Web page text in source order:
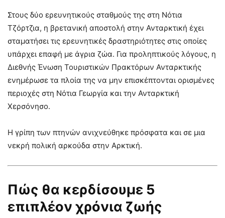
Στους δύο ερευνητικούς σταθμούς της στη Νότια
Τζόρτζια, η βρετανική αποστολή στην Ανταρκτική έχει
σταματήσει τις ερευνητικές δραστηριότητες στις οποίες
υπάρχει επαφή με άγρια ζώα. Για προληπτικούς λόγους, η
Διεθνής Ένωση Τουριστικών Πρακτόρων Ανταρκτικής
ενημέρωσε τα πλοία της να μην επισκέπτονται ορισμένες
περιοχές στη Νότια Γεωργία και την Ανταρκτική
Χερσόνησο.
Η γρίπη των πτηνών ανιχνεύθηκε πρόσφατα και σε μια
νεκρή πολική αρκούδα στην Αρκτική.
Πώς θα κερδίσουμε 5
επιπλέον χρόνια ζωής